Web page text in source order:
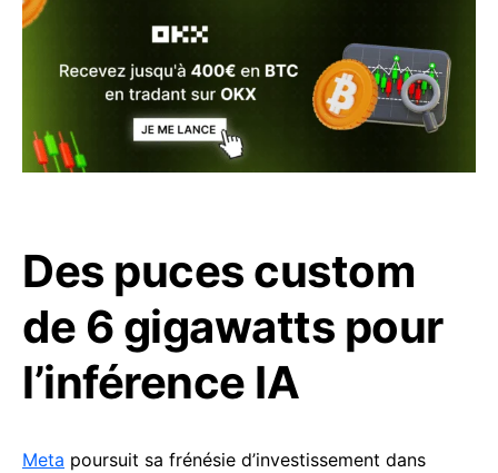
Des puces custom
de 6 gigawatts pour
l’inférence IA
Meta poursuit sa frénésie d’investissement dans